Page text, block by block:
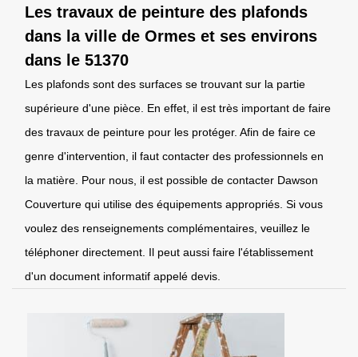
Les travaux de peinture des plafonds
dans la ville de Ormes et ses environs
dans le 51370
Les plafonds sont des surfaces se trouvant sur la partie
supérieure d'une pièce. En effet, il est très important de faire
des travaux de peinture pour les protéger. Afin de faire ce
genre d'intervention, il faut contacter des professionnels en
la matière. Pour nous, il est possible de contacter Dawson
Couverture qui utilise des équipements appropriés. Si vous
voulez des renseignements complémentaires, veuillez le
téléphoner directement. Il peut aussi faire l'établissement
d'un document informatif appelé devis.